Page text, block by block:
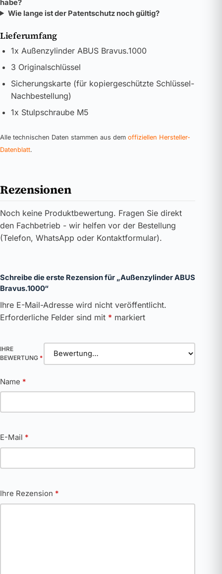
habe?
Wie lange ist der Patentschutz noch gültig?
Lieferumfang
1x Außenzylinder ABUS Bravus.1000
3 Originalschlüssel
Sicherungskarte (für kopiergeschützte Schlüssel-
Nachbestellung)
1x Stulpschraube M5
Alle technischen Daten stammen aus dem offiziellen Hersteller-
Datenblatt.
Rezensionen
Noch keine Produktbewertung. Fragen Sie direkt
den Fachbetrieb - wir helfen vor der Bestellung
(Telefon, WhatsApp oder Kontaktformular).
Schreibe die erste Rezension für „Außenzylinder ABUS
Bravus.1000“
Ihre E-Mail-Adresse wird nicht veröffentlicht.
Erforderliche Felder sind mit * markiert
IHRE
BEWERTUNG *
Name *
E-Mail *
Ihre Rezension *